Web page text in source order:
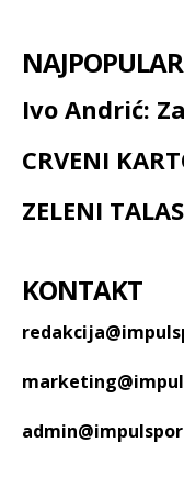
Ivo Andrić:
CRVENI
ZELENI
KONTAKT